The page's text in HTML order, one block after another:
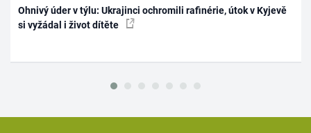
Ohnivý úder v týlu: Ukrajinci ochromili rafinérie, útok v Kyjevě
si vyžádal i život dítěte